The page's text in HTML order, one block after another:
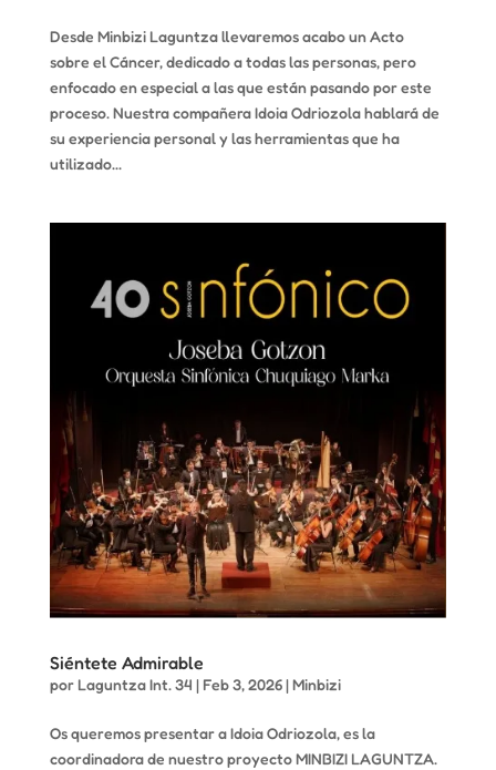
Desde Minbizi Laguntza llevaremos acabo un Acto
sobre el Cáncer, dedicado a todas las personas, pero
enfocado en especial a las que están pasando por este
proceso. Nuestra compañera Idoia Odriozola hablará de
su experiencia personal y las herramientas que ha
utilizado...
Siéntete Admirable
porLaguntza Int. 34 | Feb 3, 2026|Minbizi
Os queremos presentar a Idoia Odriozola, es la
coordinadora de nuestro proyecto MINBIZI LAGUNTZA.